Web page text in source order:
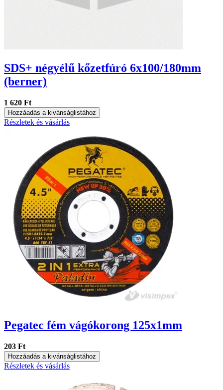
SDS+ négyélű kőzetfúró 6x100/180mm
(berner)
1 620 Ft
Hozzáadás a kivánságlistához
Részletek és vásárlás
Pegatec fém vágókorong 125x1mm
203 Ft
Hozzáadás a kivánságlistához
Részletek és vásárlás